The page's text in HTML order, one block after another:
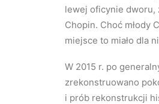
lewej oficynie dworu,
Chopin. Choć młody
miejsce to miało dla
W 2015 r. po
zrekonstruowano
i prób rekonstrukcji